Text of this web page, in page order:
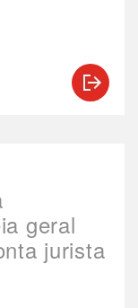
geral
jurista